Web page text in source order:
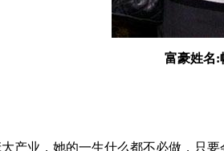
富豪姓名:
产业，她的一生什么都不必做，